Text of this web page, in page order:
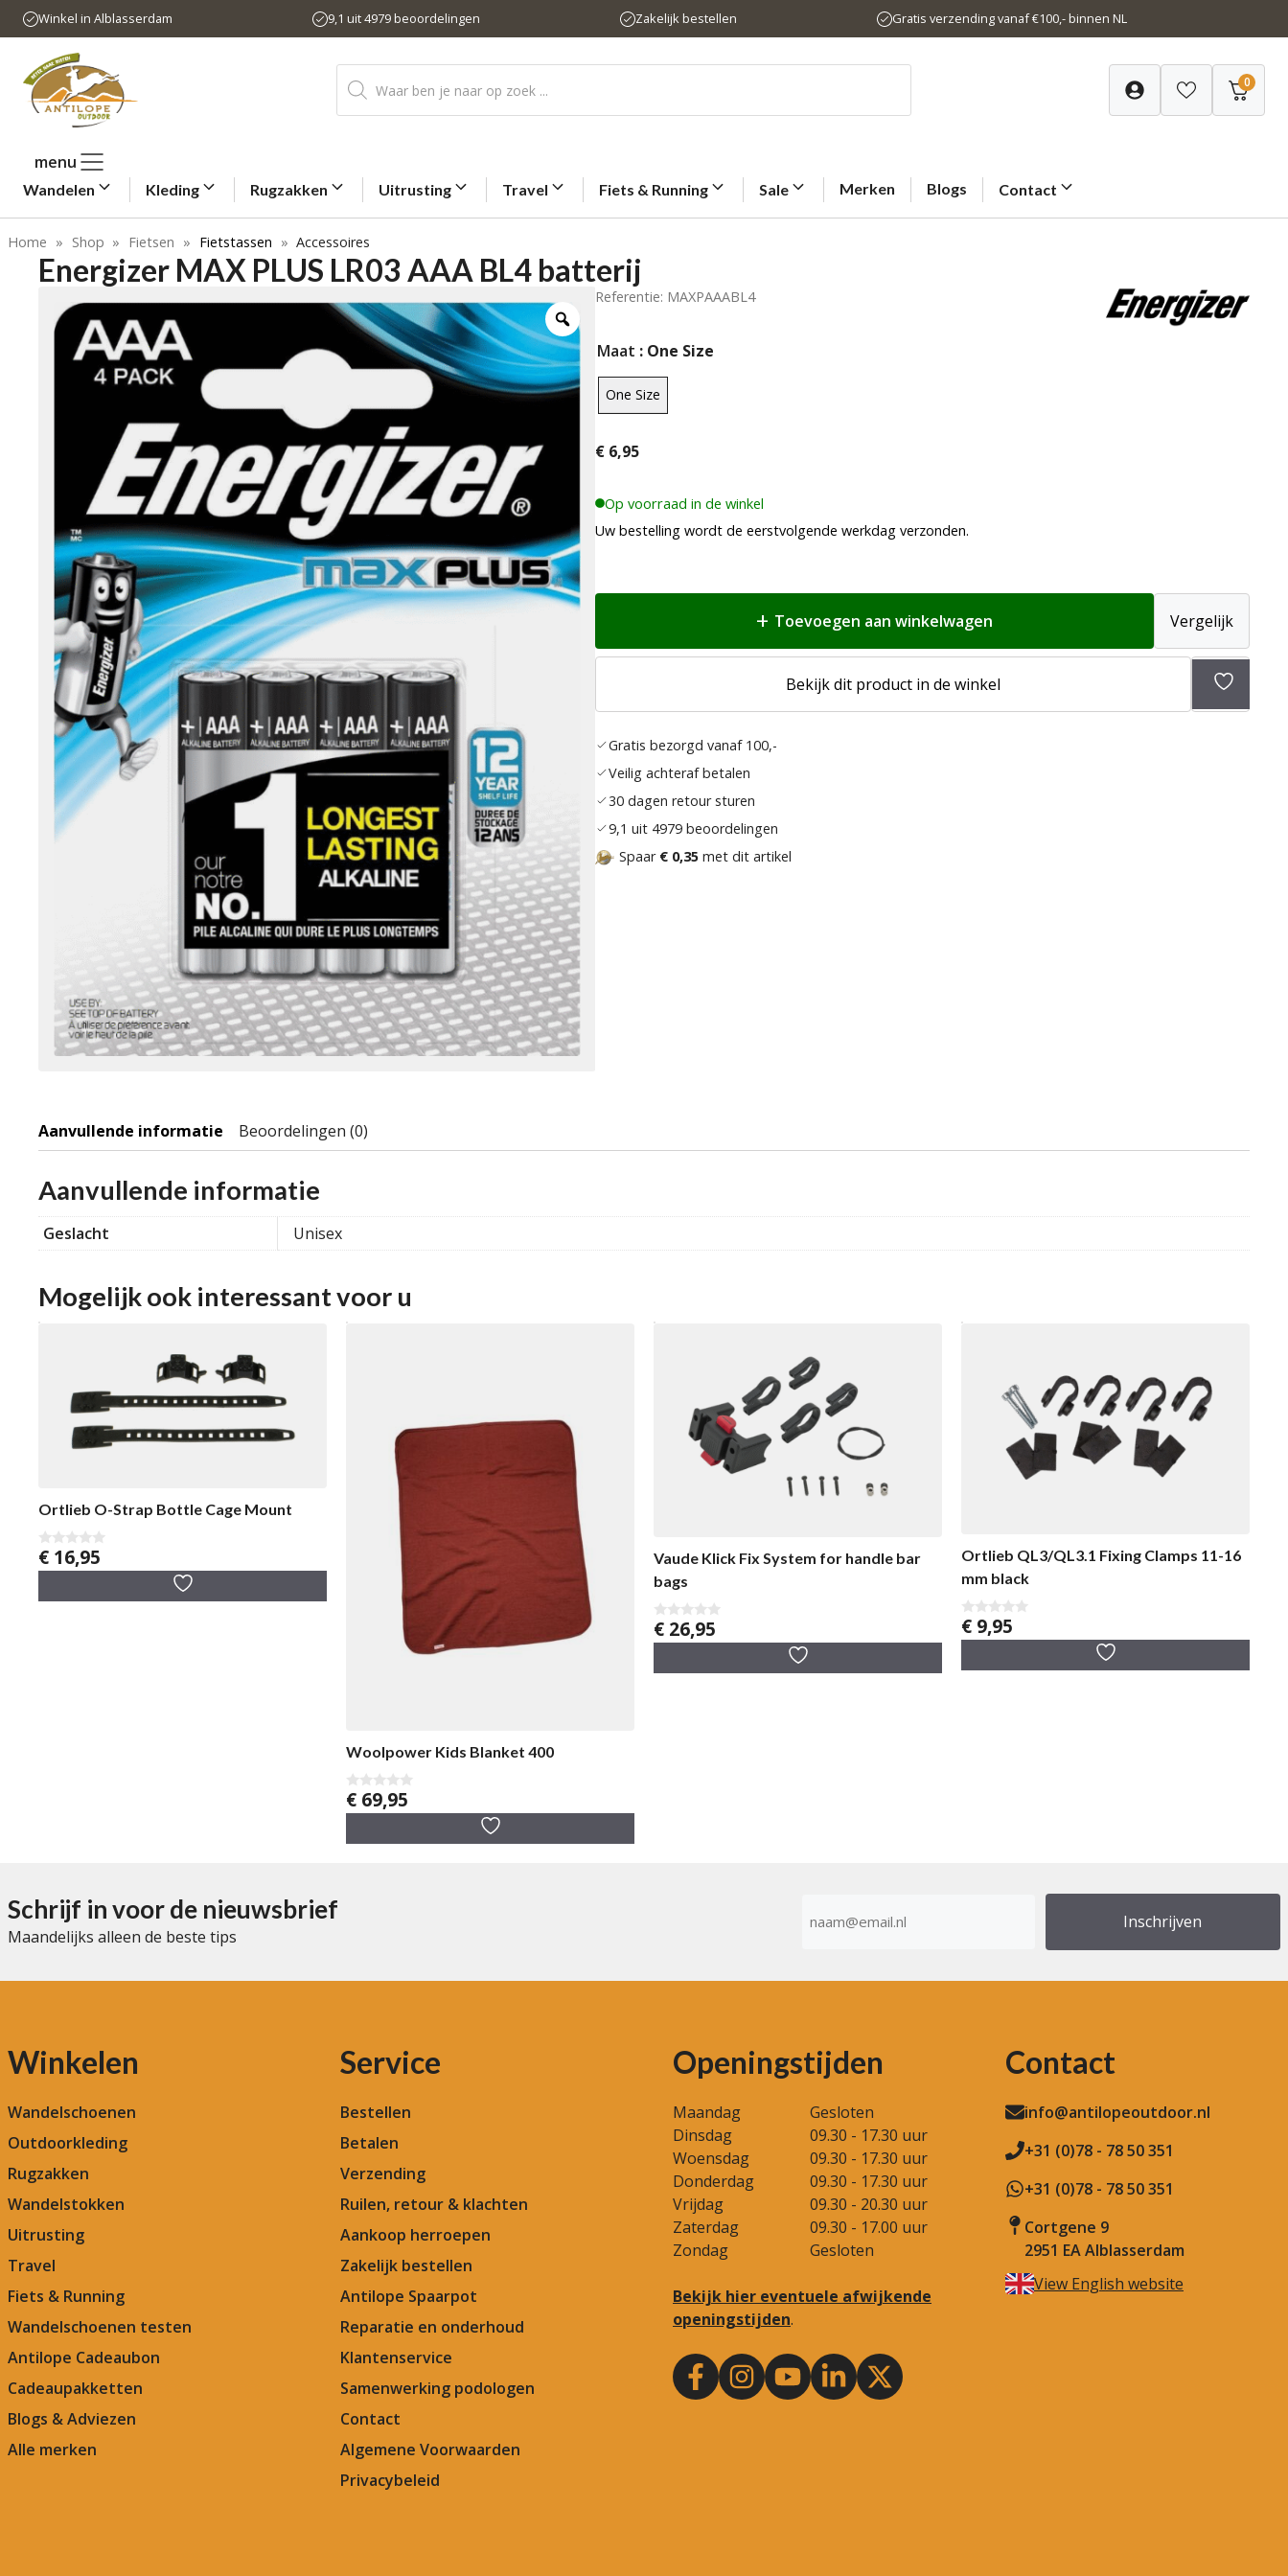
naar
inhoud
Winkel in Alblasserdam 9,1 uit 4979 beoordelingen Zakelijk bestellen Gratis verzending vanaf €100,- binnen NL
Producten
zoeken 0
menu
Wandelen Kleding Rugzakken Uitrusting Travel Fiets & Running Sale Merken Blogs Contact
Home » Shop » Fietsen » Fietstassen » Accessoires
Energizer MAX PLUS LR03 AAA BL4 batterij
Referentie: MAXPAAABL4
Maat : One Size
One Size
€ 6,95
Op voorraad in de winkel
Uw bestelling wordt de eerstvolgende werkdag verzonden.
Toevoegen aan winkelwagen Vergelijk
Bekijk dit product in de winkel
Gratis bezorgd vanaf 100,-
Veilig achteraf betalen
30 dagen retour sturen
9,1 uit 4979 beoordelingen
Spaar € 0,35 met dit artikel
Aanvullende informatie Beoordelingen (0)
Aanvullende informatie
Geslacht Unisex
Mogelijk ook interessant voor u
Ortlieb O-Strap Bottle Cage Mount
0
v
€ 16,95
Woolpower Kids Blanket 400
0
v
5
€ 69,95
Vaude Klick Fix System for handle bar
bags
0
v
5
€ 26,95
Ortlieb QL3/QL3.1 Fixing Clamps 11-16
mm black
0
v
5
€ 9,95
Schrijf in voor de nieuwsbrief
Maandelijks alleen de beste tips
mailadres
Winkelen
Wandelschoenen
Outdoorkleding
Rugzakken
Wandelstokken
Uitrusting
Travel
Fiets & Running
Wandelschoenen testen
Antilope Cadeaubon
Cadeaupakketten
Blogs & Adviezen
Alle merken
Service
Bestellen
Betalen
Verzending
Ruilen, retour & klachten
Aankoop herroepen
Zakelijk bestellen
Antilope Spaarpot
Reparatie en onderhoud
Klantenservice
Samenwerking podologen
Contact
Algemene Voorwaarden
Privacybeleid
Openingstijden
Maandag
Gesloten
Dinsdag
09.30 - 17.30 uur
Woensdag
09.30 - 17.30 uur
Donderdag
09.30 - 17.30 uur
Vrijdag
09.30 - 20.30 uur
Zaterdag
09.30 - 17.00 uur
Zondag
Gesloten
Bekijk hier eventuele afwijkende
openingstijden.
Contact
info@antilopeoutdoor.nl
+31 (0)78 - 78 50 351
+31 (0)78 - 78 50 351
Cortgene 9
2951 EA Alblasserdam
View English website